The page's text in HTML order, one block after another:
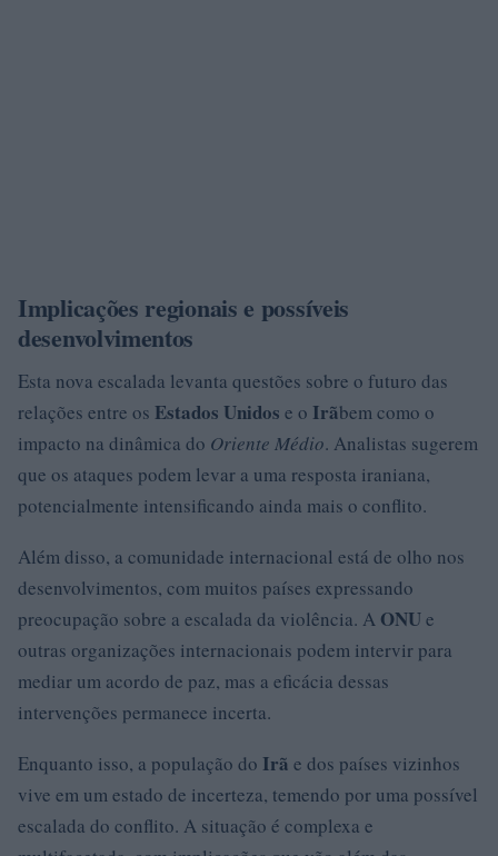
Implicações regionais e possíveis
desenvolvimentos
Esta nova escalada levanta questões sobre o futuro das
relações entre os Estados Unidos e o Irãbem como o
impacto na dinâmica do Oriente Médio. Analistas sugerem
que os ataques podem levar a uma resposta iraniana,
potencialmente intensificando ainda mais o conflito.
Além disso, a comunidade internacional está de olho nos
desenvolvimentos, com muitos países expressando
preocupação sobre a escalada da violência. A ONUe
outras organizações internacionais podem intervir para
mediar um acordo de paz, mas a eficácia dessas
intervenções permanece incerta.
Enquanto isso, a população do Irã e dos países vizinhos
vive em um estado de incerteza, temendo por uma possível
escalada do conflito. A situação é complexa e